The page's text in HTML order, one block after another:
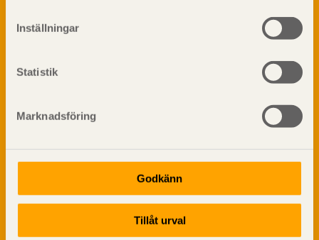
Inställningar
Statistik
Marknadsföring
Godkänn
Tillåt urval
Sågverksprocessen
Fukt
Brandsäkerhet
Byggnadsklasser och verksamhetsklasser
Prenumerera på TräGuidens nyhetsbrev!